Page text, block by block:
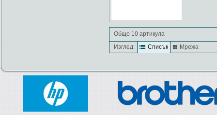
Общо 10 артикула
Изглед:
Списък Мрежа